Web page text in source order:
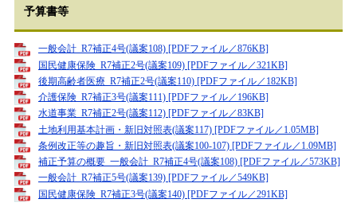
予算書等
一般会計_R7補正4号(議案108) [PDFファイル／876KB]
国民健康保険_R7補正2号(議案109) [PDFファイル／321KB]
後期高齢者医療_R7補正2号(議案110) [PDFファイル／182KB]
介護保険_R7補正3号(議案111) [PDFファイル／196KB]
水道事業_R7補正2号(議案112) [PDFファイル／83KB]
土地利用基本計画・新旧対照表(議案117) [PDFファイル／1.05MB]
条例改正等の趣旨・新旧対照表(議案100-107) [PDFファイル／1.09MB]
補正予算の概要_一般会計_R7補正4号(議案108) [PDFファイル／573KB]
一般会計_R7補正5号(議案139) [PDFファイル／549KB]
国民健康保険_R7補正3号(議案140) [PDFファイル／291KB]